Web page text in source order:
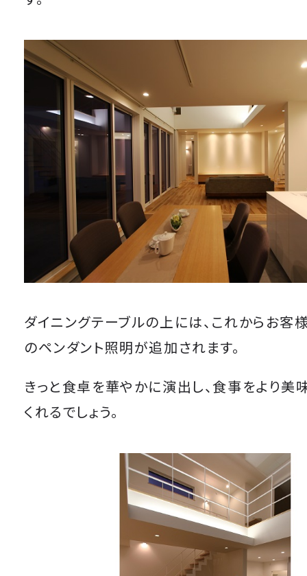
ダイニングテーブルの上には、これからお客
のペンダント照明が追加されます。
きっと食卓を華やかに演出し、食事をより美
くれるでしょう。